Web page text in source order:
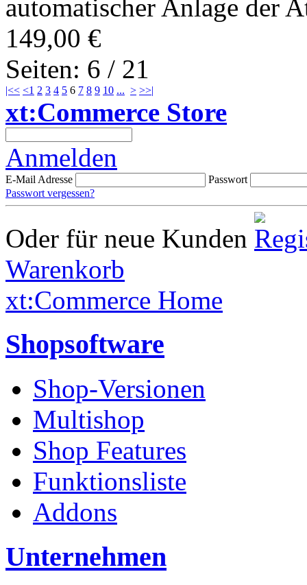
automatischer Anlage der
149,00 €
Seiten: 6 / 21
|<< <1 2 3 4 5 6 7 8 9 10 ... > >>|
xt:Commerce Store
Anmelden
E-Mail Adresse
Passwort
Passwort vergessen?
Oder für neue Kunden
Warenkorb
xt:Commerce Home
Shopsoftware
Shop-Versionen
Multishop
Shop Features
Funktionsliste
Addons
Unternehmen